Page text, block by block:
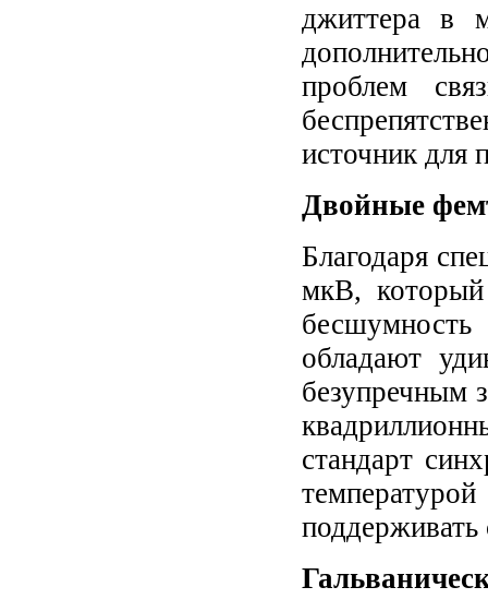
джиттера в
проблем
источник для
Двойные
Благодаря
мкВ,
обладают
безупречным
стандарт
поддерживать